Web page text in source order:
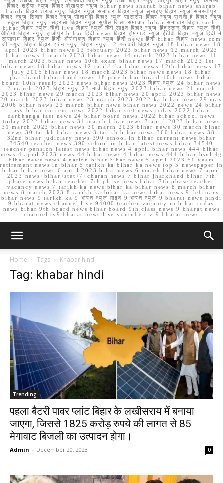
बिहार शरीफ न्यूज़ बिहार शेखपुरा न्यूज़ bihar news sharab bihar news sharab
bandi बिहार शराब न्यूज़ बिहार न्यूज़ समाचार बिहार न्यूज़ सुनाइए बिहार न्यूज़ समस्तीपुर
बिहार न्यूज़ सिवान बिहार न्यूज़ सीतामढ़ी बिहार न्यूज़ सासाराम बिहार न्यूज़ सुनना है बिहार न्यूज़
स्कूल बिहार न्यूज़ सहरसा बिहार न्यूज़ सुपौल जिला समाचार bihar समाचार बिहार sach
bihar बिहार न्यूज़ हिंदी live बिहार न्यूज़ हिंदी लाइव बिहार न्यूज़ हिंदुस्तान बिहार न्यूज़ हिंदी
वीडियो बिहार न्यूज़ हाजीपुर bihar हिंदी news बिहार होमगार्ड न्यूज़ ईटीवी बिहार न्यूज़ हिंदी में
सासाराम बिहार न्यूज़ हिंदी औरंगाबाद बिहार न्यूज़ हिंदी news हिंदी bihar बिहार news.com
जी न्यूज बिहार बिहार ट्रेन न्यूज़ बिहार न्यूज़ 12 फरवरी बिहार न्यूज़ 18 bihar news 18
april 2023 bihar news 13 february 2023 bihar news 12 march 2023
bihar news 1 march 2023 bihar news 14 march 2023 bihar news 11
march 2023 bihar news 10th exam bihar news 17 march 2023 1st
bihar news 18 bihar news 12 tarikh ka bihar news 12th bihar news 17
july 2005 bihar news 18 march 2023 bihar news news 18 bihar
jharkhand bihar band news 18 june bihar board 10th news bihar
board 10th result 2023 news bihar news 2023 बिहार न्यूज़ 24 bihar news
2 march 2023 बिहार न्यूज़ 23 मार्च बिहार न्यूज़ 2023 bihar news 21 march
2023 bihar news 29 march 2023 bihar news 20 april 2023 bihar news
20 march 2023 bihar news 23 march 2023 2022 ka bihar news 29 may
2006 bihar news 23 march bihar news bihar news 2022 news 24 bihar
asv bihar current news 2022 bihar stet news today 2022 bihar
darbhanga fast news 24 bihar board news 2022 bihar school news
today 2022 bihar news 31 march bihar news 3 april 2023 bihar news
31 march 2023 bihar news 30 march 2023 bihar news 30 march bihar
news 30 tarikh bihar news 3 tarikh bihar news 360 bihar news 38
32nd bihar judiciary news 390 school in bihar current news bihar
34540 teacher news 390 school in bihar latest news bihar 34540
teacher pension latest news bihar news 4 april bihar news 444 bihar
news 4 april 2023 news 44 bihar news 4 bihar news 444 bihar bsnl 4g
bihar news news 4 nation bihar bihar news 5 april 2023 50 years
retirement news in bihar 5 tarikh ka bihar ka news top 5 newspaper in
bihar bihar news 6 april 2023 bihar news 6 march bihar news 7 april
2023 news+bihar+stet+7+charan news 7 bihar jharkhand bihar 7th
phase news bihar teacher 7th phase news bihar 7th phase teacher
vacancy news 7 tarikh ka news bihar ka bihar news 8 march bihar
news 8 march 2023 8 tarikh ka bihar ka news bihar news 9 february
bihar news 9 tarikh ka 9 भारत न्यूज़ लाइव 9 भारत न्यूज़ 9 bharat news hindi
9 bharat news channel live 94000 teacher vacancy in bihar today
news bihar 9th board news bihar board 9th class news 9 bharat news
channel tv9 bharat news live youtube t v 9 bharat news
Home Tags Khabar hindi
Tag: khabar hindi
Trending
पहला बैटरी पावर प्लांट बिहार के लखीसराय में बनाया
जाएगा, जिससे 1825 करोड़ रुपये की लागत से 85
मेगावाट बिजली का उत्पादन होगा।
Admin - December 20, 2023 0